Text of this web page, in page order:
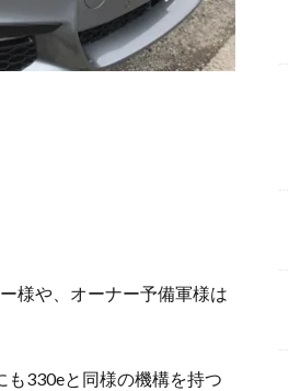
様や、オーナー予備軍様は
330eと同様の機構を持つ